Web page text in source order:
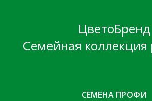
ЦветоБренд
Семейная коллекция
СЕМЕНА ПРОФИ